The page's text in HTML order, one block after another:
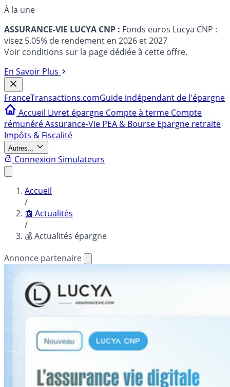
À la une
ASSURANCE-VIE LUCYA CNP : Fonds euros Lucya CNP :
visez 5.05% de rendement en 2026 et 2027
Voir conditions sur la page dédiée à cette offre.
En Savoir Plus
FranceTransactions.comGuide indépendant de l'épargne
Accueil Livret épargne Compte à terme Compte
rémunéréAssurance-Vie PEA & Bourse Epargne retraite
Impôts & Fiscalité
Autres...
Connexion Simulateurs
Accueil
/
📰 Actualités
/
💰 Actualités épargne
Annonce partenaire